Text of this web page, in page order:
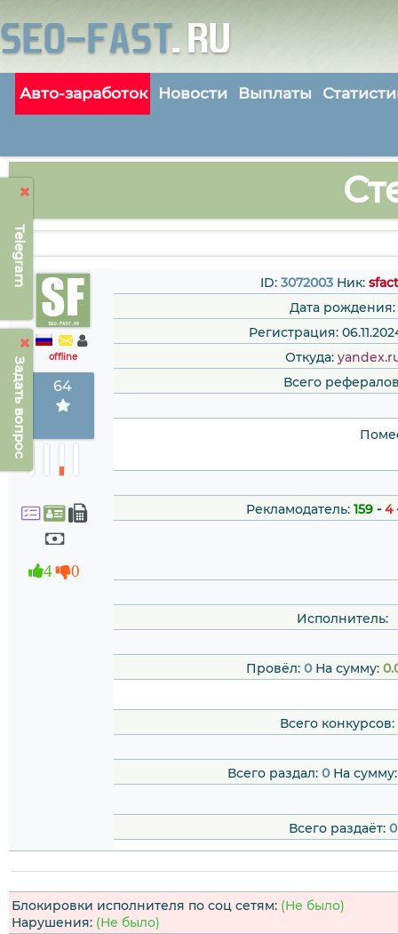
Telegram
Задать вопрос
Авто-заработок Новости Выплаты
offline
64
4 0
ID: 3072003Ник:
Дата рождения:
Регистрация:
Откуда:
Всего
Рекламодатель: 159-4
Исполнитель:
Провёл: 0На сумму:
Всего конкурсов:
Всего раздал: 0На
Всего раздаёт: 0
Блокировки исполнителя по соц сетям: (Не было)
Нарушения: (Не было)